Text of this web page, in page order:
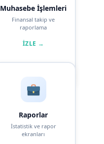
Muhasebe İşlemleri
Finansal takip ve
raporlama
İZLE →
Raporlar
İstatistik ve rapor
ekranları